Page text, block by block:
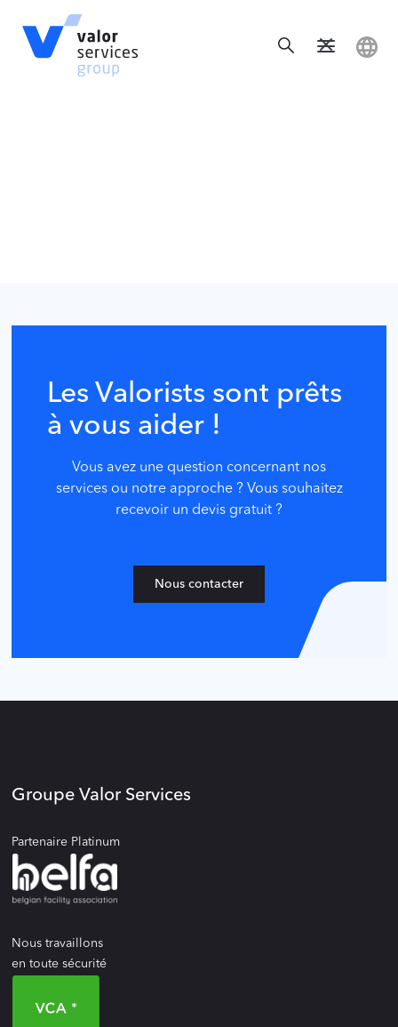
Les Valorists sont prêts
à vous aider !
Vous avez une question concernant nos
services ou notre approche ? Vous souhaitez
recevoir un devis gratuit ?
Nous contacter
Groupe Valor Services
Partenaire Platinum
Nous travaillons
en toute sécurité